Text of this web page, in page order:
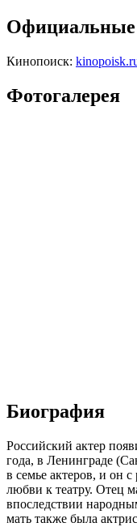
Кинопоиск:
Фотогалерея
Биография
Российский актер
года, в Ленинграде
в семье актеров, и он
любви к театру. Отец
впоследствии
мать также была